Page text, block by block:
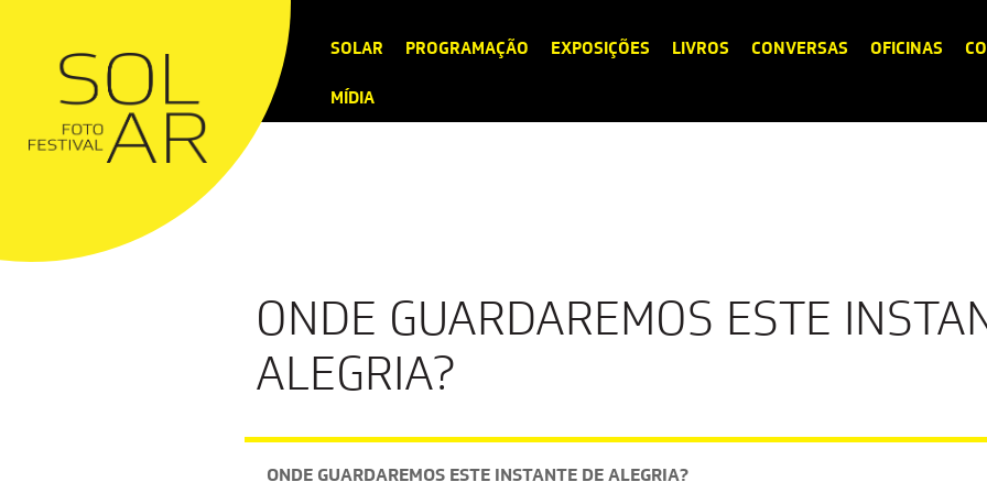
SOLAR PROGRAMAÇÃO EXPOSIÇÕES LIVROS CONVERSAS OFICINAS
MÍDIA
ONDE GUARDAREMOS ESTE
ALEGRIA?
ONDE GUARDAREMOS ESTE INSTANTE DE ALEGRIA?